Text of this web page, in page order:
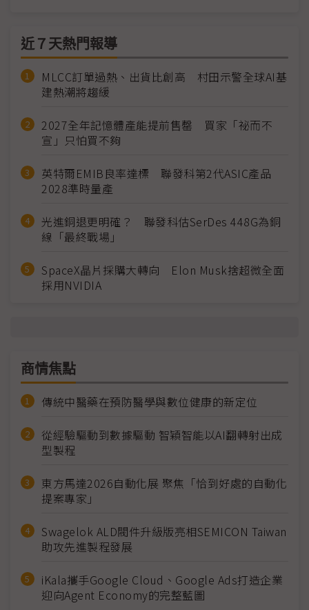
近７天熱門報導
MLCC訂單過熱、出貨比創高 村田示警全球AI基
建熱潮將趨緩
2027全年記憶體產能提前售罄 買家「祕而不
宣」只怕買不夠
英特爾EMIB良率達標 聯發科第2代ASIC產品
2028準時量產
光進銅退更明確？ 聯發科估SerDes 448G為銅
線「最終戰場」
SpaceX晶片採購大轉向 Elon Musk捨超微全面
採用NVIDIA
商情焦點
傳統中醫藥在預防醫學與數位健康的新定位
從經驗驅動到數據驅動 智穎智能以AI翻轉射出成
型製程
東方馬達2026自動化展 聚焦「恰到好處的自動化
提案專家」
Swagelok ALD閥件升級版亮相SEMICON Taiwan
助攻先進製程發展
iKala攜手Google Cloud、Google Ads打造企業
迎向Agent Economy的完整藍圖